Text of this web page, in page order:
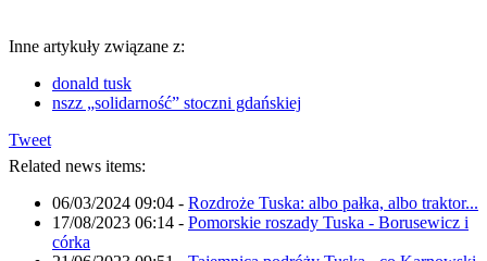
Inne artykuły związane z:
donald tusk
nszz „solidarność” stoczni gdańskiej
Tweet
Related news items:
06/03/2024 09:04 - Rozdroże Tuska: albo pałka, albo traktor...
17/08/2023 06:14 - Pomorskie roszady Tuska - Borusewicz i
córka